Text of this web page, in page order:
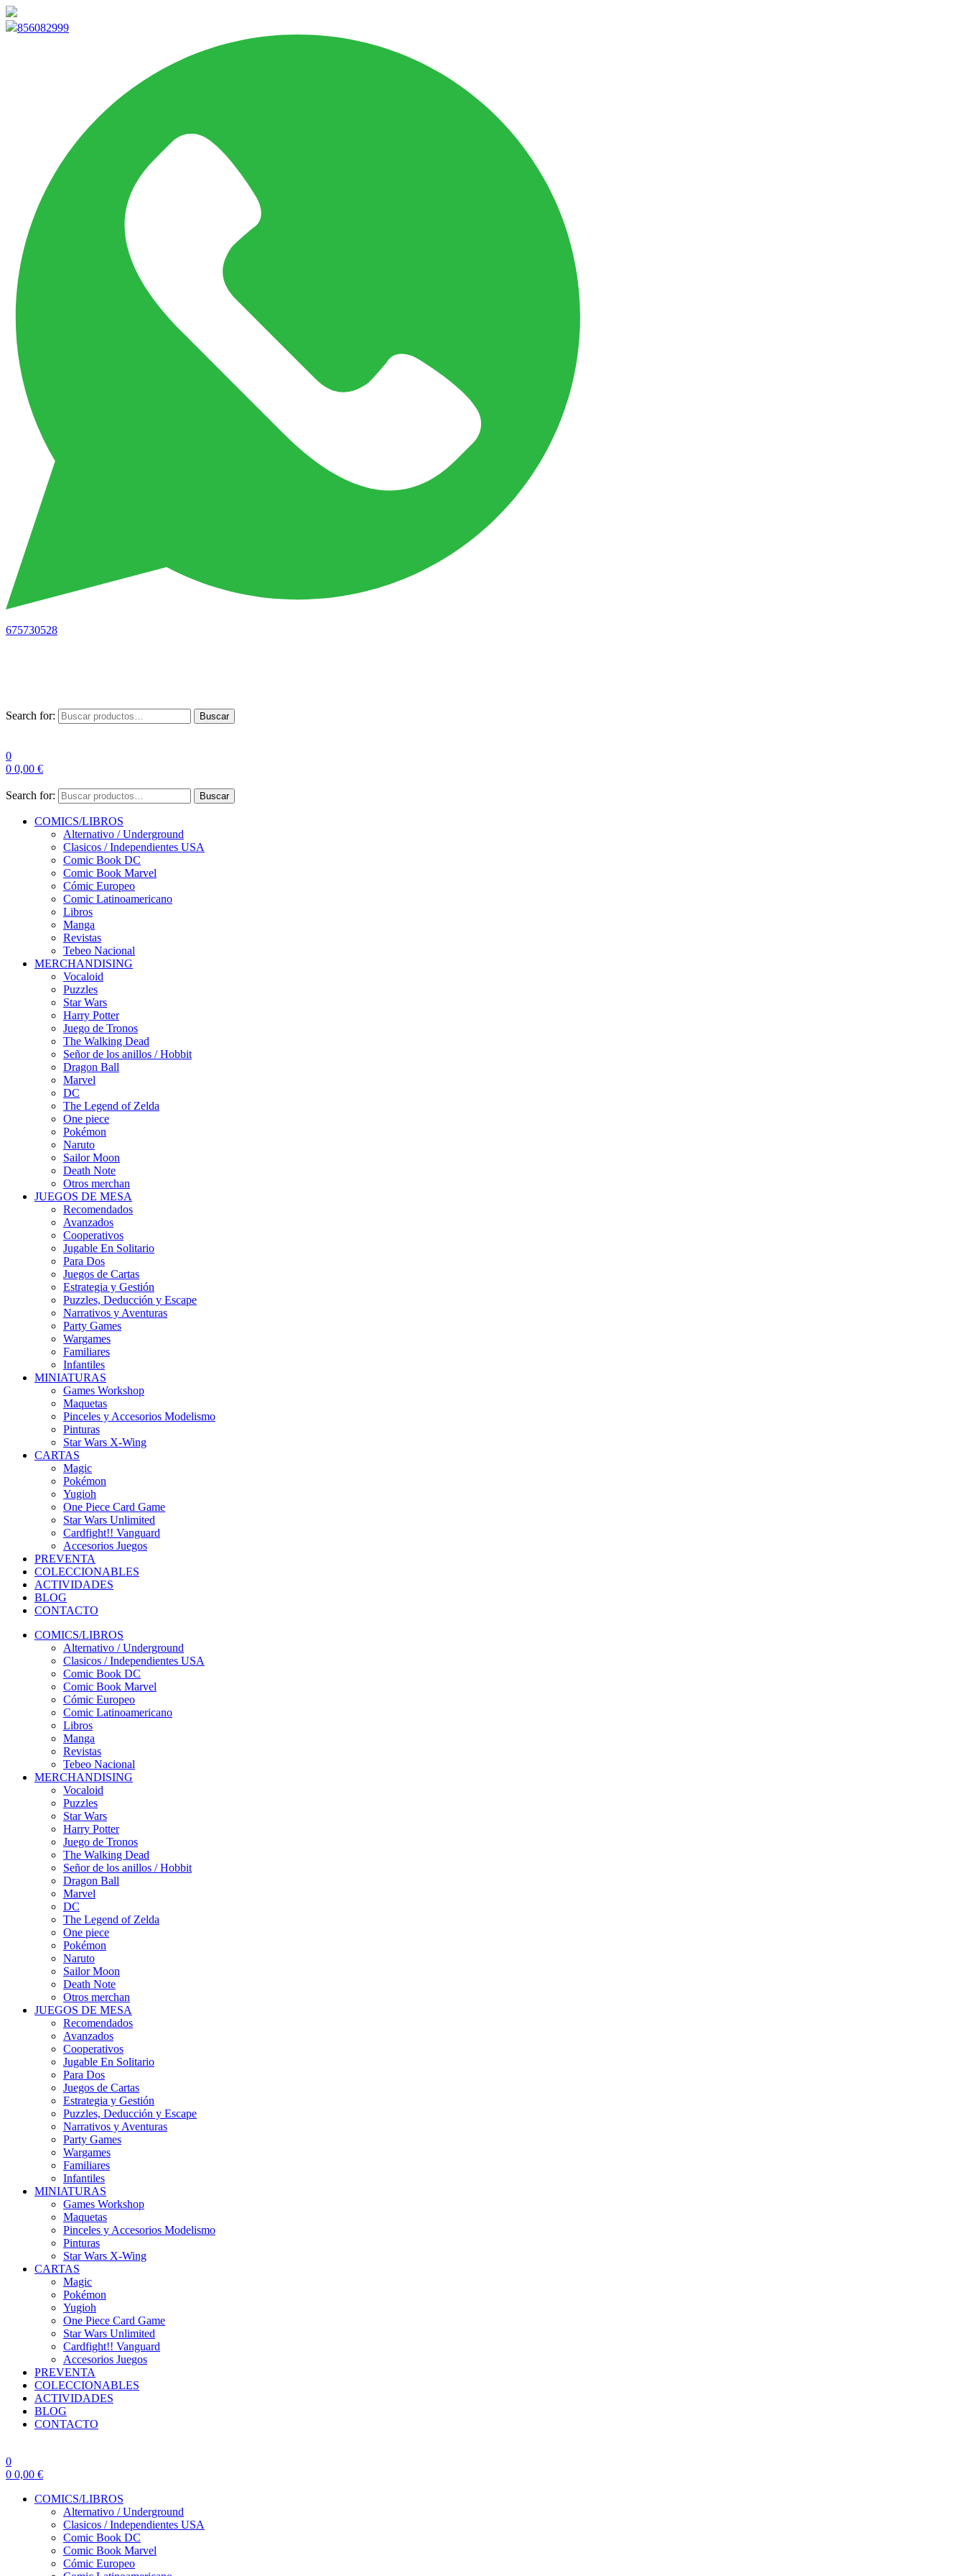
856082999
675730528
Search for: Buscar
0
0 0,00 €
Search for: Buscar
COMICS/LIBROS
Alternativo / Underground
Clasicos / Independientes USA
Comic Book DC
Comic Book Marvel
Cómic Europeo
Comic Latinoamericano
Libros
Manga
Revistas
Tebeo Nacional
MERCHANDISING
Vocaloid
Puzzles
Star Wars
Harry Potter
Juego de Tronos
The Walking Dead
Señor de los anillos / Hobbit
Dragon Ball
Marvel
DC
The Legend of Zelda
One piece
Pokémon
Naruto
Sailor Moon
Death Note
Otros merchan
JUEGOS DE MESA
Recomendados
Avanzados
Cooperativos
Jugable En Solitario
Para Dos
Juegos de Cartas
Estrategia y Gestión
Puzzles, Deducción y Escape
Narrativos y Aventuras
Party Games
Wargames
Familiares
Infantiles
MINIATURAS
Games Workshop
Maquetas
Pinceles y Accesorios Modelismo
Pinturas
Star Wars X-Wing
CARTAS
Magic
Pokémon
Yugioh
One Piece Card Game
Star Wars Unlimited
Cardfight!! Vanguard
Accesorios Juegos
PREVENTA
COLECCIONABLES
ACTIVIDADES
BLOG
CONTACTO
COMICS/LIBROS
Alternativo / Underground
Clasicos / Independientes USA
Comic Book DC
Comic Book Marvel
Cómic Europeo
Comic Latinoamericano
Libros
Manga
Revistas
Tebeo Nacional
MERCHANDISING
Vocaloid
Puzzles
Star Wars
Harry Potter
Juego de Tronos
The Walking Dead
Señor de los anillos / Hobbit
Dragon Ball
Marvel
DC
The Legend of Zelda
One piece
Pokémon
Naruto
Sailor Moon
Death Note
Otros merchan
JUEGOS DE MESA
Recomendados
Avanzados
Cooperativos
Jugable En Solitario
Para Dos
Juegos de Cartas
Estrategia y Gestión
Puzzles, Deducción y Escape
Narrativos y Aventuras
Party Games
Wargames
Familiares
Infantiles
MINIATURAS
Games Workshop
Maquetas
Pinceles y Accesorios Modelismo
Pinturas
Star Wars X-Wing
CARTAS
Magic
Pokémon
Yugioh
One Piece Card Game
Star Wars Unlimited
Cardfight!! Vanguard
Accesorios Juegos
PREVENTA
COLECCIONABLES
ACTIVIDADES
BLOG
CONTACTO
0
0 0,00 €
COMICS/LIBROS
Alternativo / Underground
Clasicos / Independientes USA
Comic Book DC
Comic Book Marvel
Cómic Europeo